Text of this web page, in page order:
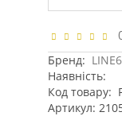
Бренд: LINE6
Наявність:
Код товару:
Артикул: